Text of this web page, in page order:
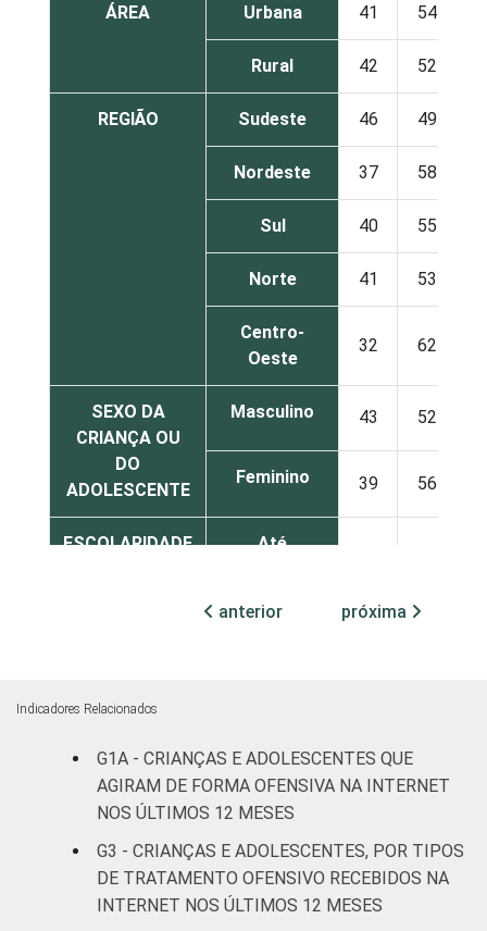
ÁREA Urbana 41 54
Rural 42 52
REGIÃO Sudeste 46 49
Nordeste 37 58
Sul 40 55
Norte 41 53
Centro-
Oeste
32 62
SEXO DA
CRIANÇA OU
DO
ADOLESCENTE
Masculino 43 52
Feminino 39 56
ESCOLARIDADE
Até
mais
FAIXA ETÁRIA
OU DO
ADOLESCENTE
De 9 a 10
De 11 a 12
anos
22
anterior próxima
Indicadores Relacionados
G1A - CRIANÇAS E ADOLESCENTES QUE
AGIRAM DE FORMA OFENSIVA NA INTERNET
NOS ÚLTIMOS 12 MESES
G3 - CRIANÇAS E ADOLESCENTES, POR TIPOS
DE TRATAMENTO OFENSIVO RECEBIDOS NA
INTERNET NOS ÚLTIMOS 12 MESES